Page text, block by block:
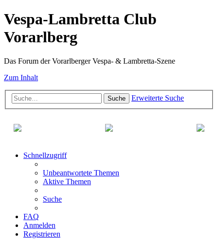
Vespa-Lambretta Club
Vorarlberg
Das Forum der Vorarlberger Vespa- & Lambretta-Szene
Zum Inhalt
Suche Erweiterte Suche
Schnellzugriff
Unbeantwortete Themen
Aktive Themen
Suche
FAQ
Anmelden
Registrieren